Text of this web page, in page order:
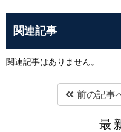
関連記事
関連記事はありません。
前の記事
最